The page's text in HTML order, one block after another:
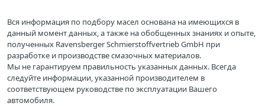
Вся информация по подбору масел основана на имеющихся в
данный момент данных, а также на обобщенных знаниях и опыте,
полученных Ravensberger Schmierstoffvertrieb GmbH при
разработке и производстве смазочных материалов.
Мы не гарантируем правильность указанных данных. Всегда
следуйте информации, указанной производителем в
соответствующем руководстве по эксплуатации Вашего
автомобиля.